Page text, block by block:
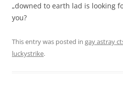
„downed to earth lad is looking
you?
This entry was posted in gay astray
luckystrike.